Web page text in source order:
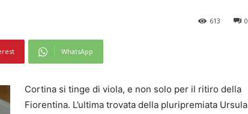
0
613
WhatsApp
Cortina si tinge di viola, e non solo per il ritiro della
Fiorentina. L’ultima trovata della pluripremiata Ursula